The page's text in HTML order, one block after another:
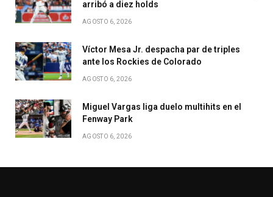
arribó a diez holds
AGOSTO 6, 2026
Víctor Mesa Jr. despacha par de triples
ante los Rockies de Colorado
AGOSTO 6, 2026
Miguel Vargas liga duelo multihits en el
Fenway Park
AGOSTO 6, 2026